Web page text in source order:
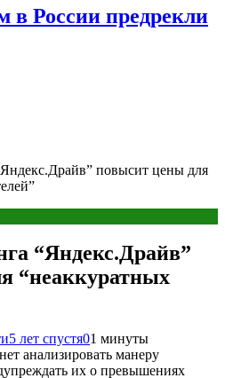
в России предрекли
повысит цены для
“Яндекс.Драйв”
“неаккуратных
5 лет спустя01 минуты
анализировать манеру
их о превышениях